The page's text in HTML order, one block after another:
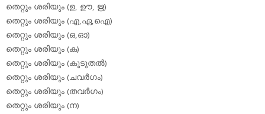
തെറ്റും ശരിയും (ഉ, ഊ, ഋ)
തെറ്റും ശരിയും (എ,ഏ,ഐ)
തെറ്റും ശരിയും (ഒ,ഓ)
തെറ്റും ശരിയും (ക)
തെറ്റും ശരിയും (കൂടുതല്‍)
തെറ്റും ശരിയും (ചവര്‍ഗം)
തെറ്റും ശരിയും (തവര്‍ഗം)
തെറ്റും ശരിയും (ന)